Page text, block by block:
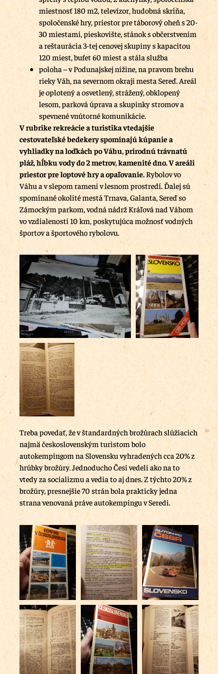
miestnosť 180 m2, televízor, hudobná skriňa,
spoločenské hry, priestor pre táborový oheň s 20-
30 miestami, pieskovište, stánok s občerstvením
a reštaurácia 3-tej cenovej skupiny s kapacitou
120 miest, bufet 60 miest a stála služba
poloha – v Podunajskej nížine, na pravom brehu
rieky Váh, na severnom okraji mesta Sereď. Areál
je oplotený a osvetlený, strážený, obklopený
lesom, parková úprava a skupinky stromov a
spevnené vnútorné komunikácie.
V rubrike rekreácie a turistika vtedajšie
cestovateľské bedekery spomínajú kúpanie a
vyhliadky na loďkách po Váhu, prírodnú trávnatú
pláž, hĺbku vody do 2 metrov, kamenité dno. V areáli
priestor pre loptové hry a opaľovanie.Rybolov vo
Váhu a v slepom rameni v lesnom prostredí. Ďalej sú
spomínané okolité mestá Trnava, Galanta, Sereď so
Zámockým parkom, vodná nádrž Kráľová nad Váhom
vo vzdialenosti 10 km, poskytujúca možnosť vodných
športov a športového rybolovu.
Treba povedať, že v štandardných brožúrach slúžiacich
najmä československým turistom bolo
autokempingom na Slovensku vyhradených cca 20% z
hrúbky brožúry. Jednoducho Česi vedeli ako na to
vtedy za socializmu a vedia to aj dnes. Z týchto 20% z
brožúry, presnejšie 70 strán bola prakticky jedna
strana venovaná práve autokempingu v Seredi.